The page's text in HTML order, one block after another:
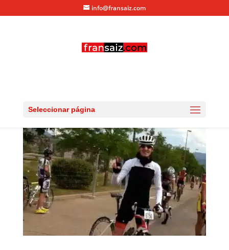
info@fransaiz.com
Seleccionar página